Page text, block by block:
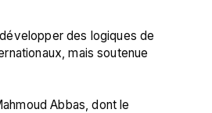
des logiques de
mais soutenue
Abbas, dont le